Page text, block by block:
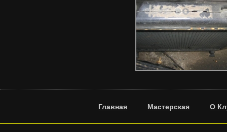
Главная Мастерская О